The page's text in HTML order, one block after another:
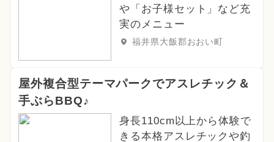
や「お子様セット」など充
実のメニュー
福井県大飯郡おおい町
屋外複合型テーマパークでアスレチック＆
手ぶらBBQ♪
身長110cm以上から体験で
きる本格アスレチックや釣